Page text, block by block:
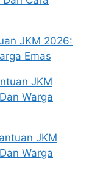
JKM 2026:
Emas
JKM
Warga
JKM
Warga